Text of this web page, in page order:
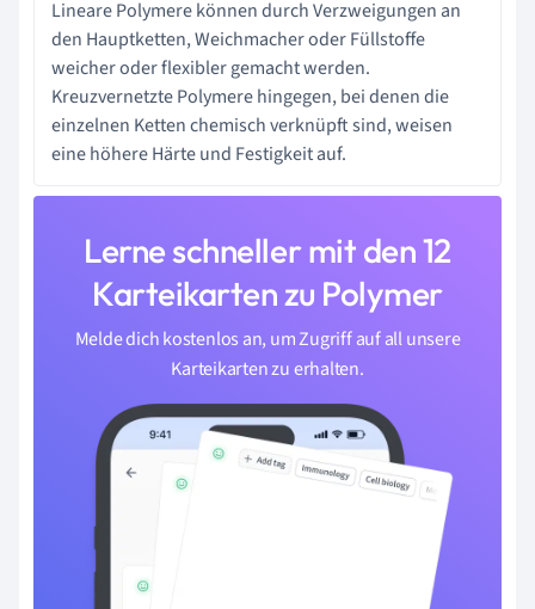
Lineare Polymere können durch Verzweigungen an
den Hauptketten, Weichmacher oder Füllstoffe
weicher oder flexibler gemacht werden.
Kreuzvernetzte Polymere hingegen, bei denen die
einzelnen Ketten chemisch verknüpft sind, weisen
eine höhere Härte und Festigkeit auf.
Lerne schneller mit den 12
Karteikarten zu Polymer
Melde dich kostenlos an, um Zugriff auf all unsere
Karteikarten zu erhalten.